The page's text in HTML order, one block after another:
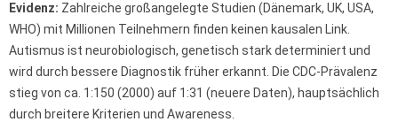
Evidenz: Zahlreiche großangelegte Studien (Dänemark, UK, USA,
WHO) mit Millionen Teilnehmern finden keinen kausalen Link.
Autismus ist neurobiologisch, genetisch stark determiniert und
wird durch bessere Diagnostik früher erkannt. Die CDC-Prävalenz
stieg von ca. 1:150 (2000) auf 1:31 (neuere Daten), hauptsächlich
durch breitere Kriterien und Awareness.